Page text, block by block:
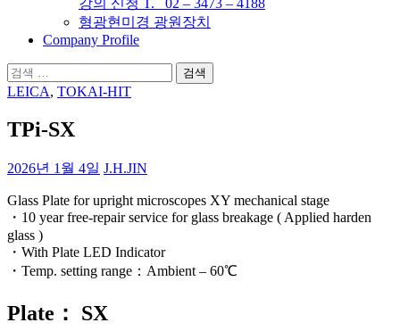
형광현미경 광원장치
Company Profile
검
색:
LEICA, TOKAI-HIT
TPi-SX
2026년 1월 4일 J.H.JIN
Glass Plate for upright microscopes XY mechanical stage
・10 year free-repair service for glass breakage ( Applied harden
glass )
・With Plate LED Indicator
・Temp. setting range：Ambient – 60℃
Plate： SX